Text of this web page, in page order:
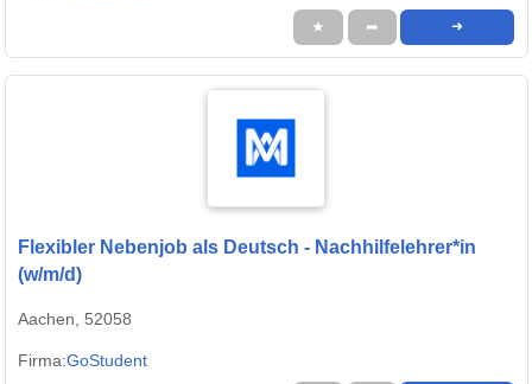
★ ➦ ➜
Flexibler Nebenjob als Deutsch - Nachhilfelehrer*in
(w/m/d)
Aachen, 52058
Firma:GoStudent